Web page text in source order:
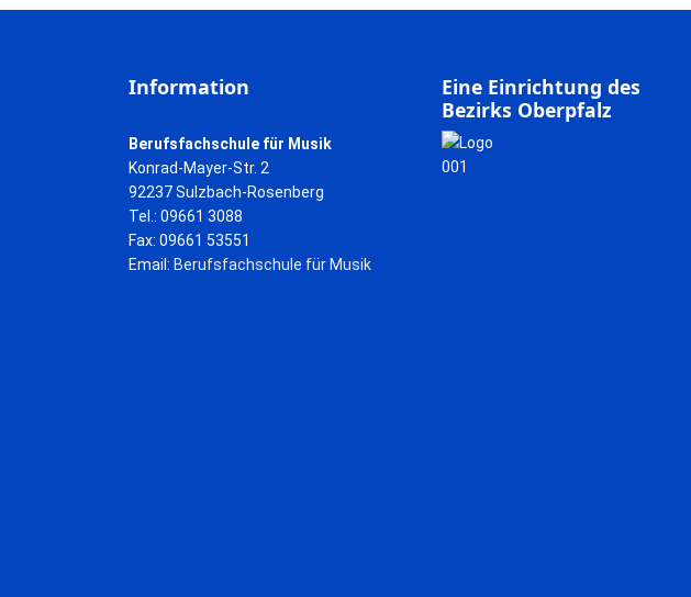
Information
Berufsfachschule für Musik
Konrad-Mayer-Str. 2
92237 Sulzbach-Rosenberg
Tel.: 09661 3088
Fax: 09661 53551
Email: Berufsfachschule für Musik
Eine Einrichtung des
Bezirks Oberpfalz